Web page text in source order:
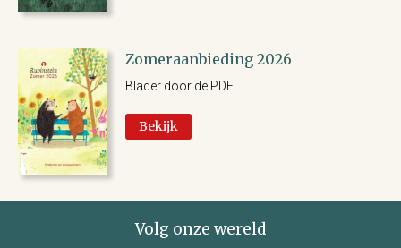
Zomeraanbieding 2026
Blader door de PDF
Bekijk
Volg onze wereld